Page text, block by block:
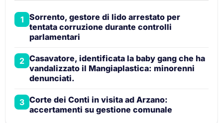
1 Sorrento, gestore di lido arrestato per
tentata corruzione durante controlli
parlamentari
2 Casavatore, identificata la baby gang che ha
vandalizzato il Mangiaplastica: minorenni
denunciati.
3 Corte dei Conti in visita ad Arzano:
accertamenti su gestione comunale